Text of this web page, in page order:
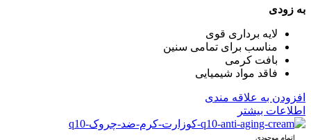
به زودی
لایه برداری قوی
مناسب برای تمامی سنین
بافت کرمی
فاقد مواد شیمیایی
افزودن به علاقه مندی
اطلاعات بیشتر
اتمام موجودی